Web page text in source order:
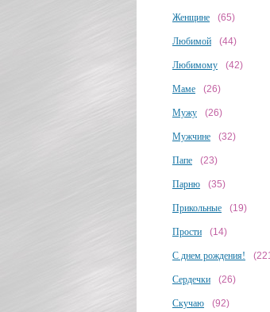
Женщине (65)
Любимой (44)
Любимому (42)
Маме (26)
Мужу (26)
Мужчине (32)
Папе (23)
Парню (35)
Прикольные (19)
Прости (14)
С днем рождения!
Сердечки (26)
Скучаю (92)